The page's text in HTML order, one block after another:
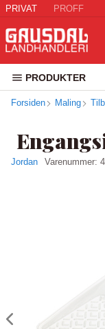
PRIVAT PROFF
PRODUKTER
Forsiden Maling
Jordan Varenummer: